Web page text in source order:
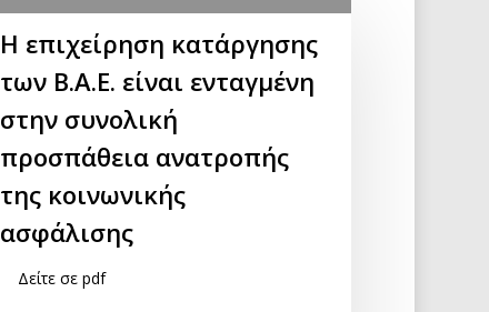
Η επιχείρηση κατάργησης
των Β.Α.Ε. είναι ενταγμένη
στην συνολική
προσπάθεια ανατροπής
της κοινωνικής
ασφάλισης
Δείτε σε pdf